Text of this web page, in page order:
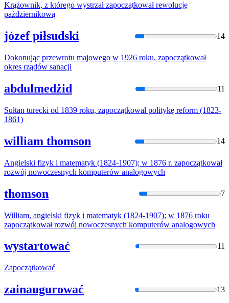
Krążownik, z którego wystrzałzapoczątkowałrewolucję
październikową
józef piłsudski 14
Dokonując przewrotu majowego w 1926 roku, zapoczątkował
okres rządów sanacji
abdulmedżid 11
Sułtan turecki od 1839 roku, zapoczątkowałpolitykę reform (1823-
1861)
william thomson 14
Angielski fizyk i matematyk (1824-1907); w 1876 r. zapoczątkował
rozwój nowoczesnych komputerów analogowych
thomson 7
William, angielski fizyk i matematyk (1824-1907); w 1876 roku
zapoczątkowałrozwój nowoczesnych komputerów analogowych
wystartować 11
Zapoczątkować
zainaugurować 13